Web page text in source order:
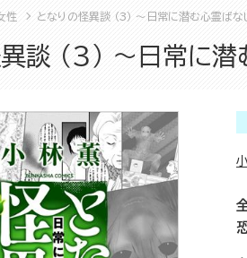
性 となりの怪異談 （3） ～日常に潜む心霊ばな
談 （3） ～日常に